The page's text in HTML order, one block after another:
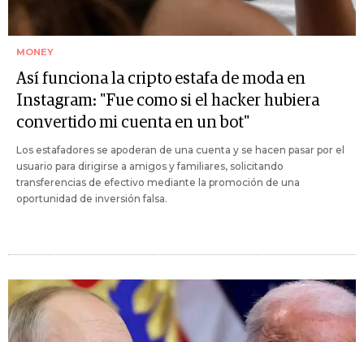
MONEY
Así funciona la cripto estafa de moda en
Instagram: "Fue como si el hacker hubiera
convertido mi cuenta en un bot"
Los estafadores se apoderan de una cuenta y se hacen pasar por el
usuario para dirigirse a amigos y familiares, solicitando
transferencias de efectivo mediante la promoción de una
oportunidad de inversión falsa.